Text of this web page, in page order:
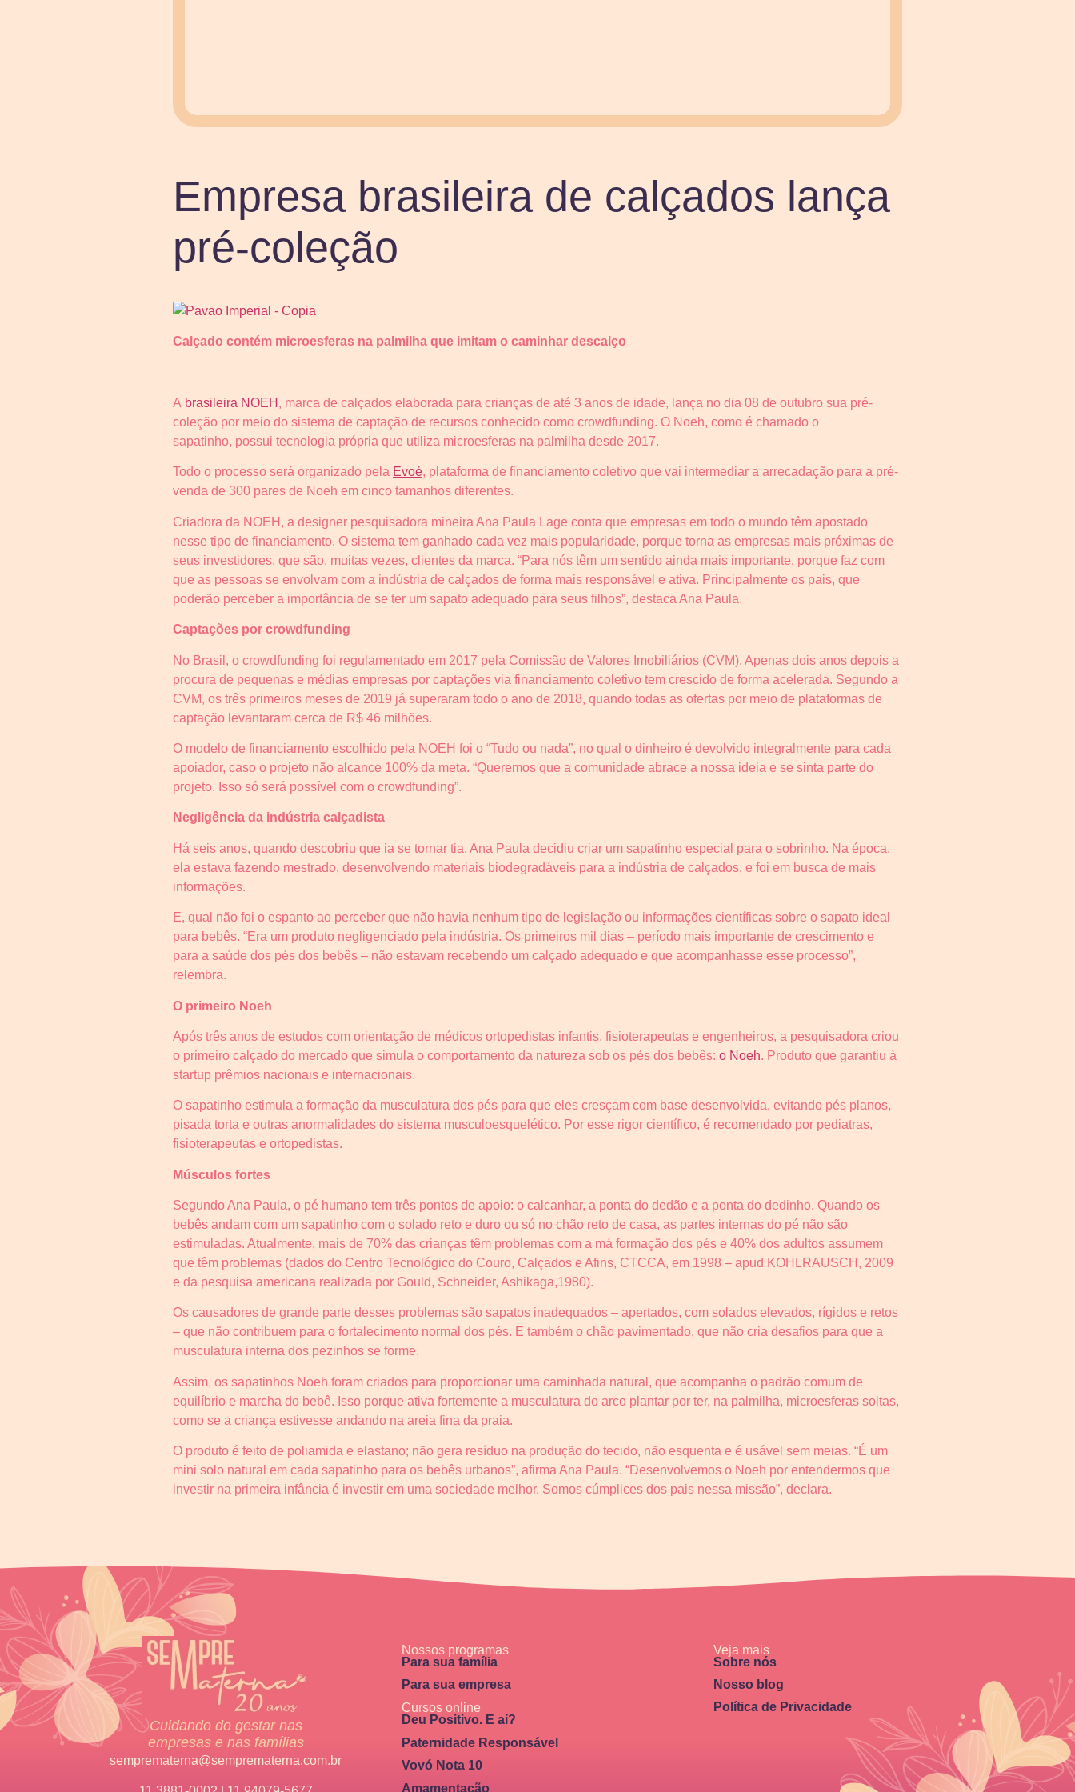
Empresa brasileira de calçados lança
pré-coleção
Calçado contém microesferas na palmilha que imitam o caminhar descalço
A brasileira NOEH , marca de calçados elaborada para crianças de até 3 anos de idade, lança no dia 08 de outubro sua pré-
coleção por meio do sistema de captação de recursos conhecido como crowdfunding. O Noeh, como é chamado o
sapatinho, possui tecnologia própria que utiliza microesferas na palmilha desde 2017.
Todo o processo será organizado pela Evoé, plataforma de financiamento coletivo que vai intermediar a arrecadação para a pré-
venda de 300 pares de Noeh em cinco tamanhos diferentes.
Criadora da NOEH, a designer pesquisadora mineira Ana Paula Lage conta que empresas em todo o mundo têm apostado
nesse tipo de financiamento. O sistema tem ganhado cada vez mais popularidade, porque torna as empresas mais próximas de
seus investidores, que são, muitas vezes, clientes da marca. “Para nós têm um sentido ainda mais importante, porque faz com
que as pessoas se envolvam com a indústria de calçados de forma mais responsável e ativa. Principalmente os pais, que
poderão perceber a importância de se ter um sapato adequado para seus filhos”, destaca Ana Paula.
Captações por crowdfunding
No Brasil, o crowdfunding foi regulamentado em 2017 pela Comissão de Valores Imobiliários (CVM). Apenas dois anos depois a
procura de pequenas e médias empresas por captações via financiamento coletivo tem crescido de forma acelerada. Segundo a
CVM, os três primeiros meses de 2019 já superaram todo o ano de 2018, quando todas as ofertas por meio de plataformas de
captação levantaram cerca de R$ 46 milhões.
O modelo de financiamento escolhido pela NOEH foi o “Tudo ou nada”, no qual o dinheiro é devolvido integralmente para cada
apoiador, caso o projeto não alcance 100% da meta. “Queremos que a comunidade abrace a nossa ideia e se sinta parte do
projeto. Isso só será possível com o crowdfunding”.
Negligência da indústria calçadista
Há seis anos, quando descobriu que ia se tornar tia, Ana Paula decidiu criar um sapatinho especial para o sobrinho. Na época,
ela estava fazendo mestrado, desenvolvendo materiais biodegradáveis para a indústria de calçados, e foi em busca de mais
informações.
E, qual não foi o espanto ao perceber que não havia nenhum tipo de legislação ou informações científicas sobre o sapato ideal
para bebês. “Era um produto negligenciado pela indústria. Os primeiros mil dias – período mais importante de crescimento e
para a saúde dos pés dos bebês – não estavam recebendo um calçado adequado e que acompanhasse esse processo”,
relembra.
O primeiro Noeh
Após três anos de estudos com orientação de médicos ortopedistas infantis, fisioterapeutas e engenheiros, a pesquisadora criou
o primeiro calçado do mercado que simula o comportamento da natureza sob os pés dos bebês: o Noeh. Produto que garantiu à
startup prêmios nacionais e internacionais.
O sapatinho estimula a formação da musculatura dos pés para que eles cresçam com base desenvolvida, evitando pés planos,
pisada torta e outras anormalidades do sistema musculoesquelético. Por esse rigor científico, é recomendado por pediatras,
fisioterapeutas e ortopedistas.
Músculos fortes
Segundo Ana Paula, o pé humano tem três pontos de apoio: o calcanhar, a ponta do dedão e a ponta do dedinho. Quando os
bebês andam com um sapatinho com o solado reto e duro ou só no chão reto de casa, as partes internas do pé não são
estimuladas. Atualmente, mais de 70% das crianças têm problemas com a má formação dos pés e 40% dos adultos assumem
que têm problemas (dados do Centro Tecnológico do Couro, Calçados e Afins, CTCCA, em 1998 – apud KOHLRAUSCH, 2009
e da pesquisa americana realizada por Gould, Schneider, Ashikaga,1980).
Os causadores de grande parte desses problemas são sapatos inadequados – apertados, com solados elevados, rígidos e retos
– que não contribuem para o fortalecimento normal dos pés. E também o chão pavimentado, que não cria desafios para que a
musculatura interna dos pezinhos se forme.
Assim, os sapatinhos Noeh foram criados para proporcionar uma caminhada natural, que acompanha o padrão comum de
equilíbrio e marcha do bebê. Isso porque ativa fortemente a musculatura do arco plantar por ter, na palmilha, microesferas soltas,
como se a criança estivesse andando na areia fina da praia.
O produto é feito de poliamida e elastano; não gera resíduo na produção do tecido, não esquenta e é usável sem meias. “É um
mini solo natural em cada sapatinho para os bebês urbanos”, afirma Ana Paula. “Desenvolvemos o Noeh por entendermos que
investir na primeira infância é investir em uma sociedade melhor. Somos cúmplices dos pais nessa missão”, declara.
Cuidando do gestar nas
empresas e nas famílias
semprematerna@semprematerna.com.br
Nossos programas
Para sua família
Para sua empresa
Cursos online
Deu Positivo. E aí?
Paternidade Responsável
Vovó Nota 10
Amamentação
Veja mais
Sobre nós
Nosso blog
Política de Privacidade